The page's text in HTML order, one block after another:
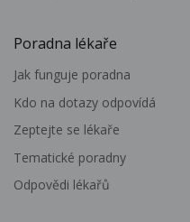
Poradna lékaře
Jak funguje poradna
Kdo na dotazy odpovídá
Zeptejte se lékaře
Tematické poradny
Odpovědi lékařů